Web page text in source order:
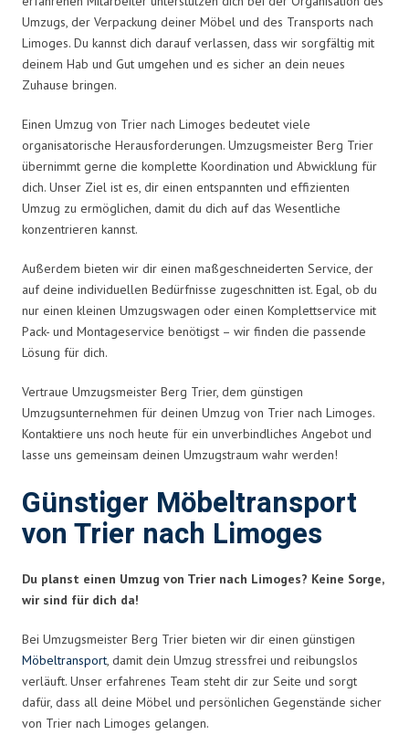
Umzugs, der Verpackung deiner Möbel und des Transports nach
Limoges. Du kannst dich darauf verlassen, dass wir sorgfältig mit
deinem Hab und Gut umgehen und es sicher an dein neues
Zuhause bringen.
Einen Umzug von Trier nach Limoges bedeutet viele
organisatorische Herausforderungen. Umzugsmeister Berg Trier
übernimmt gerne die komplette Koordination und Abwicklung für
dich. Unser Ziel ist es, dir einen entspannten und effizienten
Umzug zu ermöglichen, damit du dich auf das Wesentliche
konzentrieren kannst.
Außerdem bieten wir dir einen maßgeschneiderten Service, der
auf deine individuellen Bedürfnisse zugeschnitten ist. Egal, ob du
nur einen kleinen Umzugswagen oder einen Komplettservice mit
Pack- und Montageservice benötigst – wir finden die passende
Lösung für dich.
Vertraue Umzugsmeister Berg Trier, dem günstigen
Umzugsunternehmen für deinen Umzug von Trier nach Limoges.
Kontaktiere uns noch heute für ein unverbindliches Angebot und
lasse uns gemeinsam deinen Umzugstraum wahr werden!
Günstiger Möbeltransport
von Trier nach Limoges
Du planst einen Umzug von Trier nach Limoges? Keine Sorge,
wir sind für dich da!
Bei Umzugsmeister Berg Trier bieten wir dir einen günstigen
Möbeltransport, damit dein Umzug stressfrei und reibungslos
verläuft. Unser erfahrenes Team steht dir zur Seite und sorgt
dafür, dass all deine Möbel und persönlichen Gegenstände sicher
von Trier nach Limoges gelangen.